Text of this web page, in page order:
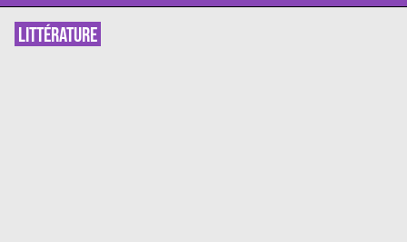
LITTÉRATURE